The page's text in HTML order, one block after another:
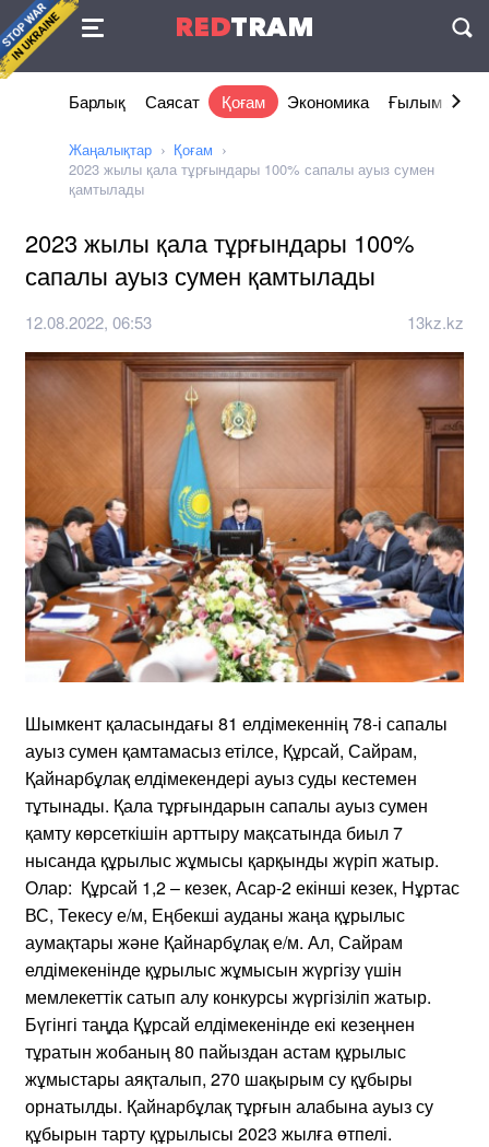
REDTRAM
Келісімі
Барлық Саясат Қоғам Экономика Ғылым және
Жаңалықтар
Қоғам
2023 жылы қала тұрғындары 100% сапалы ауыз сумен
қамтылады
2023 жылы қала тұрғындары 100%
сапалы ауыз сумен қамтылады
12.08.2022, 06:53 13kz.kz
Шымкент қаласындағы 81 елдімекеннің 78-і сапалы
ауыз сумен қамтамасыз етілсе, Құрсай, Сайрам,
Қайнарбұлақ елдімекендері ауыз суды кестемен
тұтынады. Қала тұрғындарын сапалы ауыз сумен
қамту көрсеткішін арттыру мақсатында биыл 7
нысанда құрылыс жұмысы қарқынды жүріп жатыр.
Олар: Құрсай 1,2 – кезек, Асар-2 екінші кезек, Нұртас
ВС, Текесу е/м, Еңбекші ауданы жаңа құрылыс
аумақтары және Қайнарбұлақ е/м. Ал, Сайрам
елдімекенінде құрылыс жұмысын жүргізу үшін
мемлекеттік сатып алу конкурсы жүргізіліп жатыр.
Бүгінгі таңда Құрсай елдімекенінде екі кезеңнен
тұратын жобаның 80 пайыздан астам құрылыс
жұмыстары аяқталып, 270 шақырым су құбыры
орнатылды. Қайнарбұлақ тұрғын алабына ауыз су
құбырын тарту құрылысы 2023 жылға өтпелі.